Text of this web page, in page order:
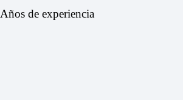
Años de experiencia